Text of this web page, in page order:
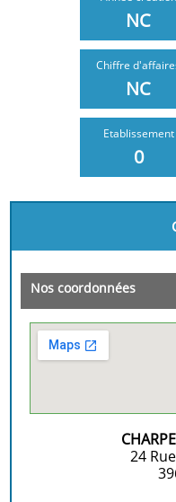
NC
Chiffre
NC
Etablissement
0
Nos coordonnées
24